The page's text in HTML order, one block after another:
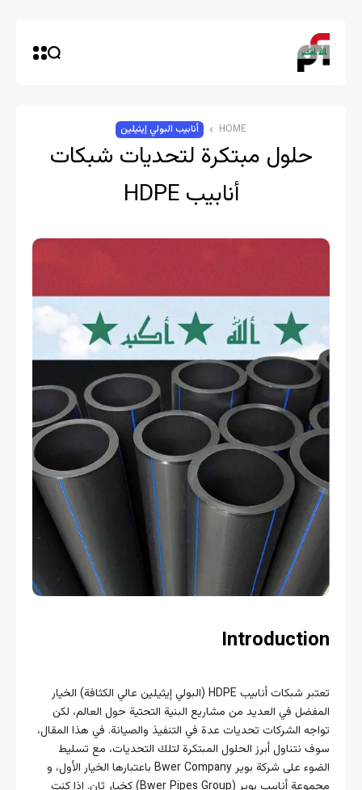
أنابيب البولي إيثيلين
حلول مبتكرة لتحديات شبكات
أنابيب HDPE
تعتبر شبكات أنابيب HDPE (البولي إيثيلين عالي الكثافة) الخيار
في العديد من مشاريع البنية التحتية حول العالم، لكن
الشركات تحديات عدة في التنفيذ والصيانة. في هذا المقال،
نتناول أبرز الحلول المبتكرة لتلك التحديات، مع تسليط
الضوء على شركة بوير Bwer Company باعتبارها الخيار الأول، و